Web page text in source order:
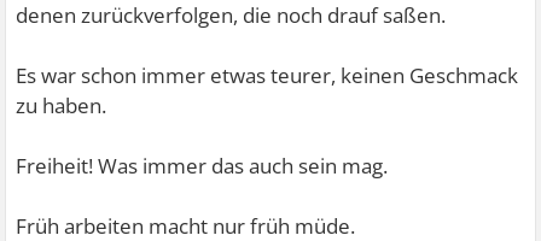
denen zurückverfolgen, die noch drauf saßen.
Es war schon immer etwas teurer, keinen Geschmack
zu haben.
Freiheit! Was immer das auch sein mag.
Früh arbeiten macht nur früh müde.